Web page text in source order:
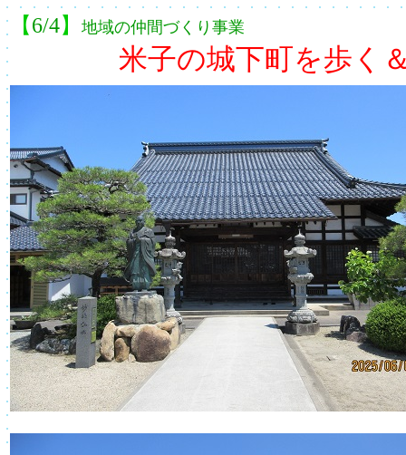
【6/4】 地域の仲間づくり事業
米子の城下町を歩く